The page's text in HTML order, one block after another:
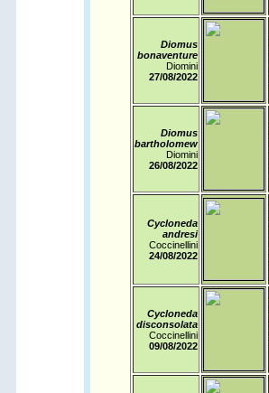
Diomus
bonaventure
Diomini
27/08/2022
Diomus
bartholomew
Diomini
26/08/2022
Cycloneda
andresi
Coccinellini
24/08/2022
Cycloneda
disconsolata
Coccinellini
09/08/2022